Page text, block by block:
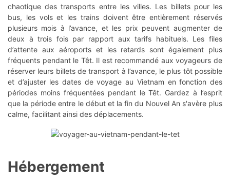
chaotique des transports entre les villes. Les billets pour les
bus, les vols et les trains doivent être entièrement réservés
plusieurs mois à l’avance, et les prix peuvent augmenter de
deux à trois fois par rapport aux tarifs habituels. Les files
d’attente aux aéroports et les retards sont également plus
fréquents pendant le Têt. Il est recommandé aux voyageurs de
réserver leurs billets de transport à l’avance, le plus tôt possible
et d’ajuster les dates de voyage au Vietnam en fonction des
périodes moins fréquentées pendant le Têt. Gardez à l’esprit
que la période entre le début et la fin du Nouvel An s'avère plus
calme, facilitant ainsi des déplacements.
Hébergement